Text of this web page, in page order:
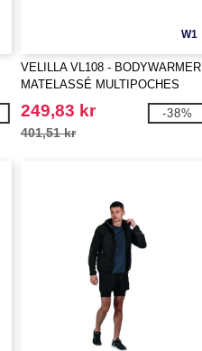
W1
VELILLA VL108 - BODYWARMER
MATELASSÉ MULTIPOCHES
249,83 kr
401,51 kr
-38%